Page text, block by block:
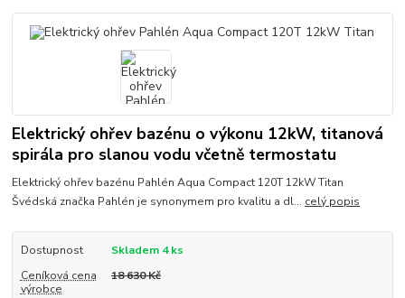
Elektrický ohřev bazénu o výkonu 12kW, titanová
spirála pro slanou vodu včetně termostatu
Elektrický ohřev bazénu Pahlén Aqua Compact 120T 12kW Titan
Švédská značka Pahlén je synonymem pro kvalitu a dl... celý popis
Dostupnost
Skladem 4 ks
Ceníková cena
výrobce
18 630 Kč